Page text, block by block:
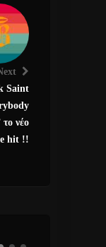
Saint
νέο
hit !!